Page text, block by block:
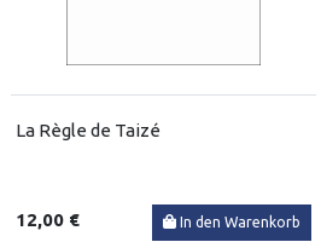
La Règle de Taizé
12,00 € In den Warenkorb